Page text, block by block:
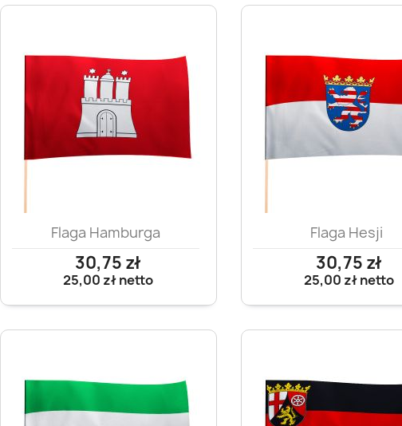
Szybki podgląd
Flaga Hamburga
30,75 zł
25,00 złnetto
Szybki
Flaga Hesji
30,75 zł
25,00 złnetto